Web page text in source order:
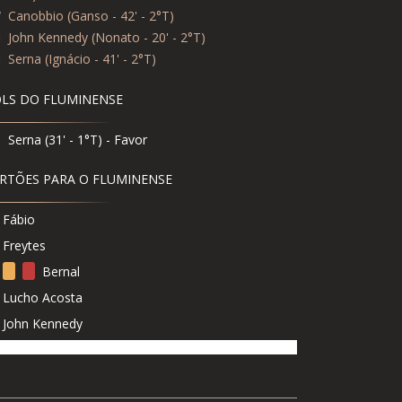
Canobbio (Ganso - 42' - 2°T)
John Kennedy (Nonato - 20' - 2°T)
Serna (Ignácio - 41' - 2°T)
DO FLUMINENSE
Serna (31' - 1°T) - Favor
PARA O FLUMINENSE
Fábio
Freytes
Bernal
Lucho Acosta
John Kennedy